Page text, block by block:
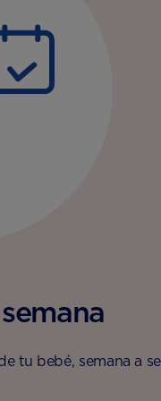
tu bebé, semana a